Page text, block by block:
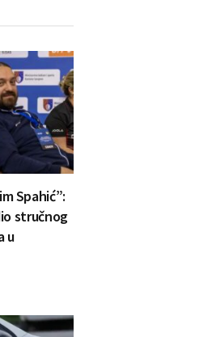
Spahić”:
stručnog
u